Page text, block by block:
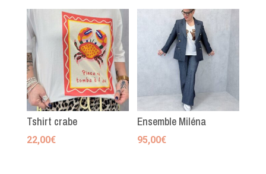
Tshirt crabe
22,00€
Ensemble Miléna
95,00€